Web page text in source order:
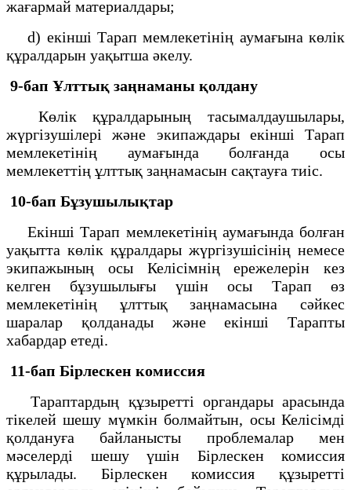
жағармай материалдары;
d) екінші Тарап мемлекетінің аумағына көлік
құралдарын уақытша әкелу.
9-бап Ұлттық заңнаманы қолдану
Көлік құралдарының тасымалдаушылары,
жүргізушілері және экипаждары екінші Тарап
мемлекетінің аумағында болғанда осы
мемлекеттің ұлттық заңнамасын сақтауға тиіс.
10-бап Бұзушылықтар
Екінші Тарап мемлекетінің аумағында болған
уақытта көлік құралдары жүргізушісінің немесе
экипажының осы Келісімнің ережелерін кез
келген бұзушылығы үшін осы Тарап өз
мемлекетінің ұлттық заңнамасына сәйкес
шаралар қолданады және екінші Тарапты
хабардар етеді.
11-бап Бірлескен комиссия
Тараптардың құзыретті органдары арасында
тікелей шешу мүмкін болмайтын, осы Келісімді
қолдануға байланысты проблемалар мен
мәселерді шешу үшін Бірлескен комиссия
құрылады. Бірлескен комиссия құзыретті